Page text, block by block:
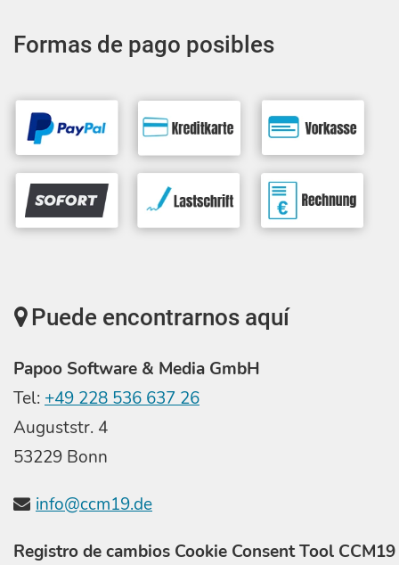
Formas de pago posibles
Puede encontrarnos aquí
Papoo Software & Media GmbH
Tel: +49 228 536 637 26
Auguststr. 4
53229 Bonn
info@ccm19.de
Registro de cambios Cookie Consent Tool CCM19